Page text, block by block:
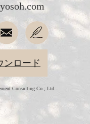
ンロード
Consulting Co., Ltd...
简体中文